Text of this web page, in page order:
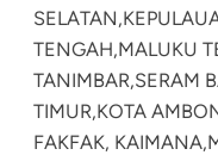
SELATAN,
TENGAH,MALUKU
TANIMBAR,SERAM
TIMUR,KOTA
FAKFAK, KAIMANA,